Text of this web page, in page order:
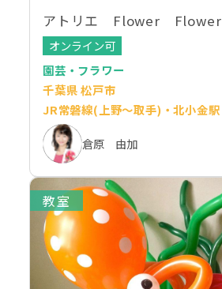
アトリエ Flower Flower
オンライン可
園芸・フラワー
千葉県 松戸市
JR常磐線(上野～取手)・北小金駅
倉原 由加
教室